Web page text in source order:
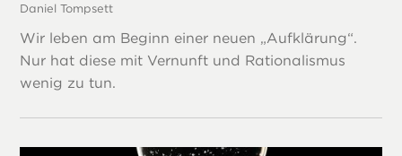
Daniel Tompsett
Wir leben am Beginn einer neuen „Aufklärung“.
Nur hat diese mit Vernunft und Rationalismus
wenig zu tun.